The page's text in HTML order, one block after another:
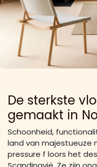
De sterkste
gemaakt in
Schoonheid,
land van majestueuze
pressure f loors het